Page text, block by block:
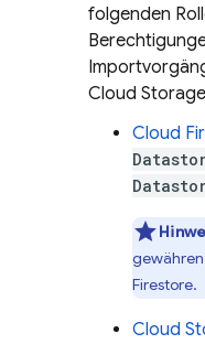
folgenden
Cloud Storage
Cloud
Firestore.
Cloud